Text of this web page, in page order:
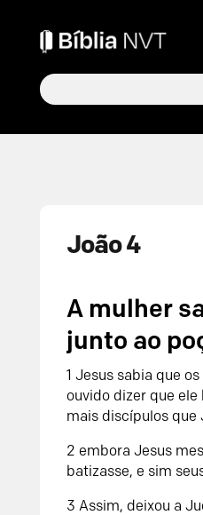
João 4
A mulher
junto ao
1 Jesus sabia que
ouvido dizer que ele
mais discípulos que
2 embora Jesus
batizasse, e sim
3 Assim, deixou a